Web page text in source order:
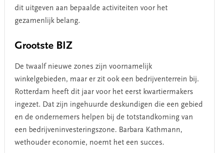
dit uitgeven aan bepaalde activiteiten voor het
gezamenlijk belang.
Grootste BIZ
De twaalf nieuwe zones zijn voornamelijk
winkelgebieden, maar er zit ook een bedrijventerrein bij.
Rotterdam heeft dit jaar voor het eerst kwartiermakers
ingezet. Dat zijn ingehuurde deskundigen die een gebied
en de ondernemers helpen bij de totstandkoming van
een bedrijveninvesteringszone. Barbara Kathmann,
wethouder economie, noemt het een succes.